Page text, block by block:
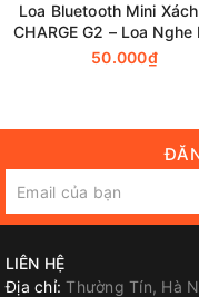
Loa Bluetooth Mini
CHARGE G2 – Loa Nghe
– Nghe Hay Giá Rẻ
50.000₫
LIÊN HỆ
Địa chỉ: Thường Tín, Hà